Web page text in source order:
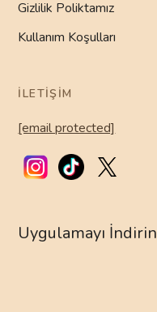
Gizlilik Poliktamız
Kullanım Koşulları
İLETIŞIM
[email protected]
Uygulamayı İndirin